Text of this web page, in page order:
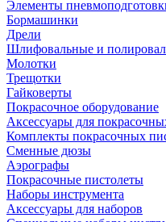
Элементы
Бормашинки
Дрели
Шлифовальные и
Молотки
Трещотки
Гайковерты
Покрасочное оборудование
Аксессуары для
Комплекты покрасочных
Сменные дюзы
Аэрографы
Покрасочные пистолеты
Наборы инструмента
Аксессуары для наборов